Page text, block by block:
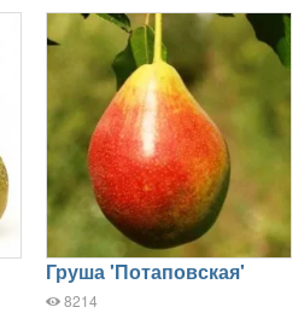
Груша 'Потаповская'
8214